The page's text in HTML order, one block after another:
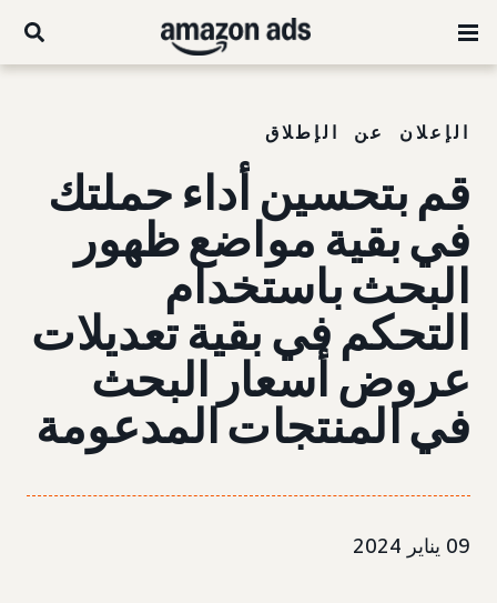
الإعلان عن الإطلاق
قم بتحسين أداء حملتك
في بقية مواضع ظهور
البحث باستخدام
التحكم في بقية تعديلات
عروض أسعار البحث
في المنتجات المدعومة
09 يناير 2024